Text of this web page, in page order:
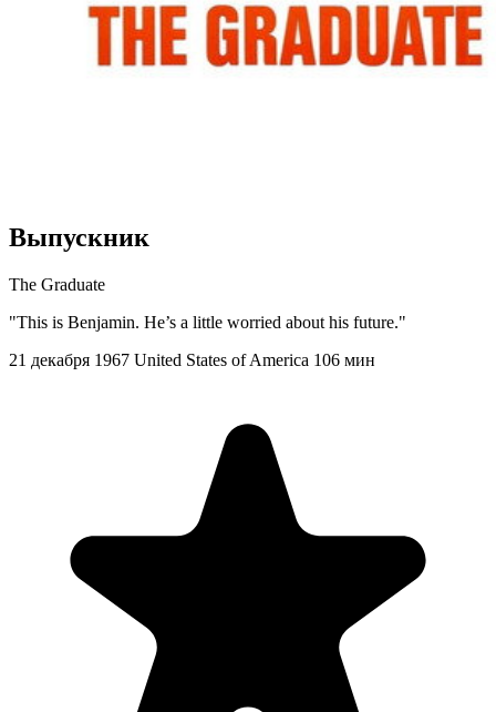
Выпускник
The Graduate
"This is Benjamin. He’s a little worried about his future."
21 декабря 1967 United States of America 106 мин